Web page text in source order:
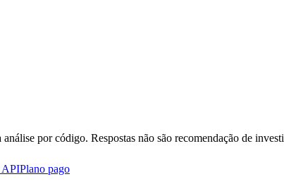
por código. Respostas não são recomendação de
APIPlano pago